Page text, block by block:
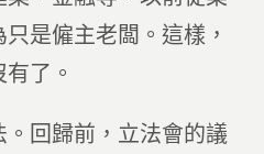
是僱主老闆。這樣，
了。
回歸前，立法會的議